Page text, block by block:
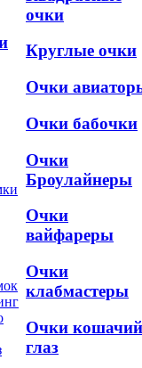
очки
Круглые очки
Очки
Очки бабочки
Очки
Броулайнеры
Очки
вайфареры
Очки
клабмастеры
Очки кошачий
глаз